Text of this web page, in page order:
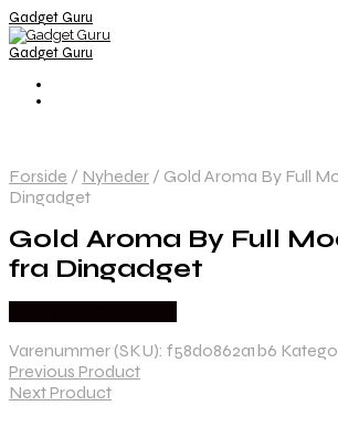
Gadget Guru
Gadget Guru
Forside / Nyheder / Gold Aroma By Full
Dingadget
Gold Aroma By Full
fra Dingadget
Varenummer (SKU): f58d0862a1b6
Previous Product
Next Product